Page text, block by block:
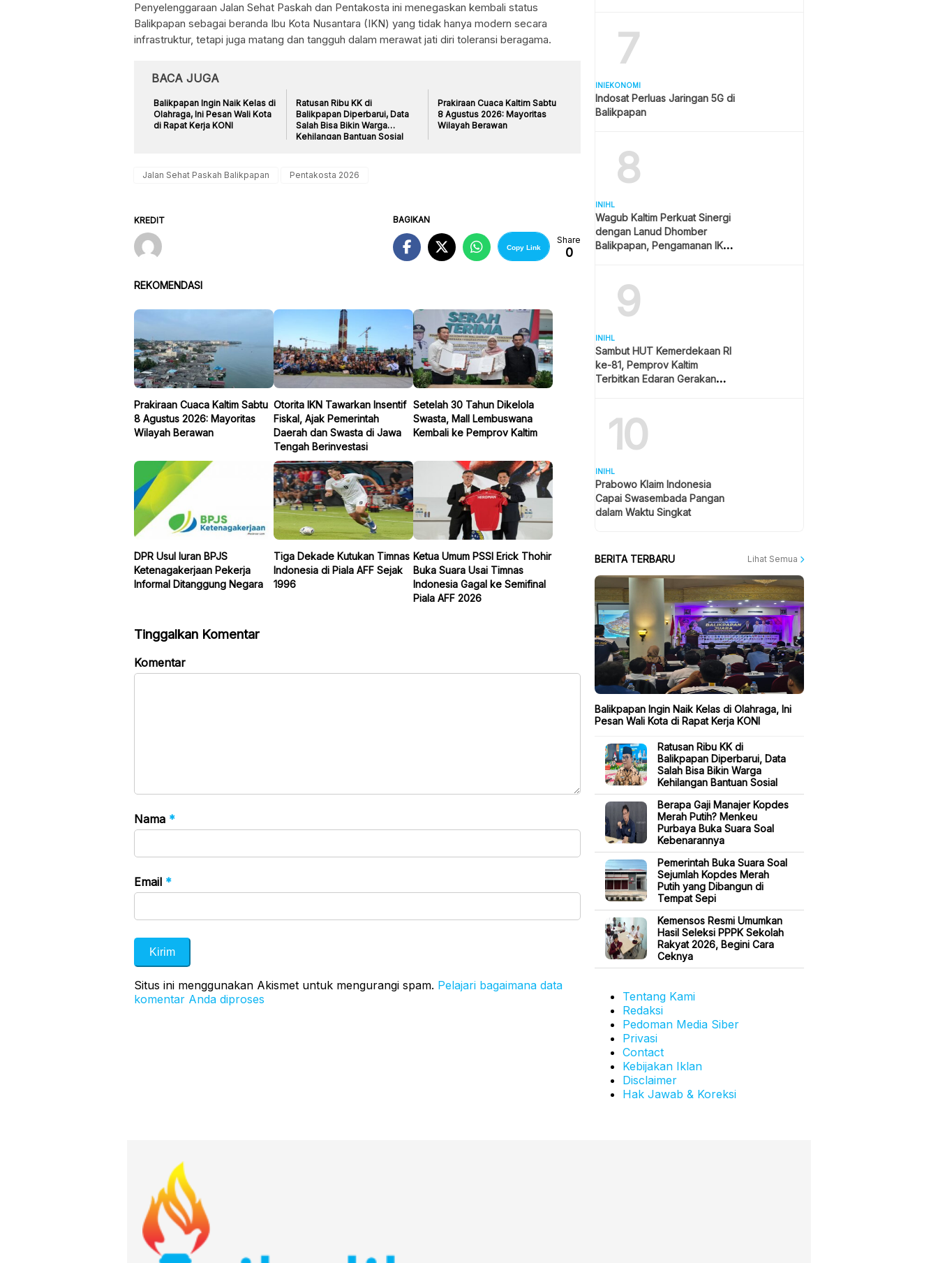
Penyelenggaraan Jalan Sehat Paskah dan Pentakosta ini menegaskan kembali status
Balikpapan sebagai beranda Ibu Kota Nusantara (IKN) yang tidak hanya modern secara
infrastruktur, tetapi juga matang dan tangguh dalam merawat jati diri toleransi beragama.
BACA JUGA
Balikpapan Ingin Naik Kelas di
Olahraga, Ini Pesan Wali Kota
di Rapat Kerja KONI
Ratusan Ribu KK di
Balikpapan Diperbarui, Data
Salah Bisa Bikin Warga
Kehilangan Bantuan Sosial
Prakiraan Cuaca Kaltim Sabtu
8 Agustus 2026: Mayoritas
Wilayah Berawan
Jalan Sehat Paskah Balikpapan Pentakosta 2026
KREDIT BAGIKAN
Copy Link
Share
0
REKOMENDASI
Prakiraan Cuaca Kaltim Sabtu
8 Agustus 2026: Mayoritas
Wilayah Berawan
Otorita IKN Tawarkan Insentif
Fiskal, Ajak Pemerintah
Daerah dan Swasta di Jawa
Tengah Berinvestasi
Setelah 30 Tahun Dikelola
Swasta, Mall Lembuswana
Kembali ke Pemprov Kaltim
DPR Usul Iuran BPJS
Ketenagakerjaan Pekerja
Informal Ditanggung Negara
Tiga Dekade Kutukan Timnas
Indonesia di Piala AFF Sejak
1996
Ketua Umum PSSI Erick Thohir
Buka Suara Usai Timnas
Indonesia Gagal ke Semifinal
Piala AFF 2026
Tinggalkan Komentar
Komentar
Nama *
Email *
Situs ini menggunakan Akismet untuk mengurangi spam. Pelajari bagaimana data
komentar Anda diproses
7
INIEKONOMI
Indosat Perluas Jaringan 5G di
Balikpapan
8
INIHL
Wagub Kaltim Perkuat Sinergi
dengan Lanud Dhomber
Balikpapan, Pengamanan IKN
9
INIHL
Sambut HUT Kemerdekaan RI
ke-81, Pemprov Kaltim
Terbitkan Edaran Gerakan
10
INIHL
Prabowo Klaim Indonesia
Capai Swasembada Pangan
dalam Waktu Singkat
BERITA TERBARU Lihat Semua
Balikpapan Ingin Naik Kelas di Olahraga, Ini
Pesan Wali Kota di Rapat Kerja KONI
Ratusan Ribu KK di
Balikpapan Diperbarui, Data
Salah Bisa Bikin Warga
Kehilangan Bantuan Sosial
Berapa Gaji Manajer Kopdes
Merah Putih? Menkeu
Purbaya Buka Suara Soal
Kebenarannya
Pemerintah Buka Suara Soal
Sejumlah Kopdes Merah
Putih yang Dibangun di
Tempat Sepi
Kemensos Resmi Umumkan
Hasil Seleksi PPPK Sekolah
Rakyat 2026, Begini Cara
Ceknya
Tentang Kami
Redaksi
Pedoman Media Siber
Privasi
Contact
Kebijakan Iklan
Disclaimer
Hak Jawab & Koreksi